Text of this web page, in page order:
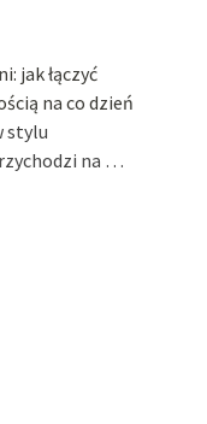
jak łączyć
na co dzień
stylu
na …